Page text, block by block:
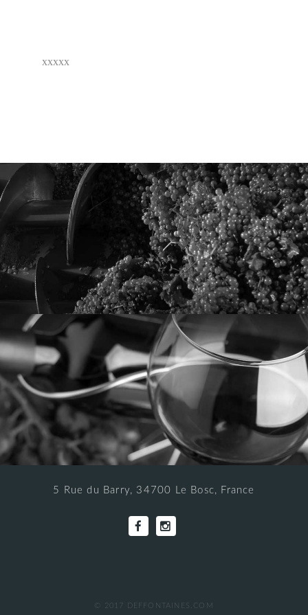
xxxxx
5 Rue du Barry, 34700 Le Bosc, France
© 2017 DEFFONTAINES.COM